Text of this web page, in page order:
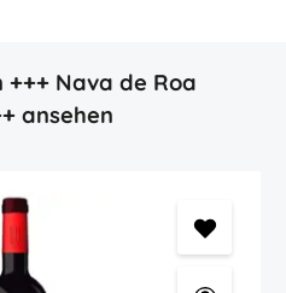
Nava de Roa
ansehen